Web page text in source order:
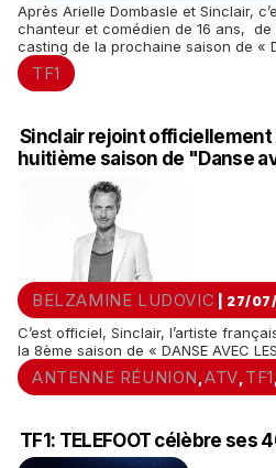
Après Arielle Dombasle et Sinclair,
chanteur et comédien de 16 ans,
casting de la prochaine saison de «
TF1
Sinclair rejoint officiellement
huitième saison de "Danse
BELZAMINE LUDOVIC | 27/
C’est officiel, Sinclair, l’artiste
la 8ème saison de « DANSE AVEC
ANTENNE RÉUNION ,ATV TF1
TF1: TELEFOOT célèbre ses